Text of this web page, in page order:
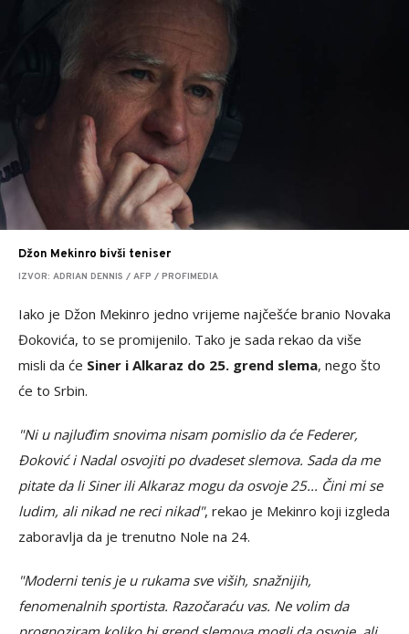
Džon Mekinro bivši teniser
IZVOR: ADRIAN DENNIS / AFP / PROFIMEDIA
Iako je Džon Mekinro jedno vrijeme najčešće branio Novaka
Đokovića, to se promijenilo. Tako je sada rekao da više
misli da će Siner i Alkaraz do 25. grend slema, nego što
će to Srbin.
"Ni u najluđim snovima nisam pomislio da će Federer,
Đoković i Nadal osvojiti po dvadeset slemova. Sada da me
pitate da li Siner ili Alkaraz mogu da osvoje 25... Čini mi se
ludim, ali nikad ne reci nikad", rekao je Mekinro koji izgleda
zaboravlja da je trenutno Nole na 24.
"Moderni tenis je u rukama sve viših, snažnijih,
fenomenalnih sportista. Razočaraću vas. Ne volim da